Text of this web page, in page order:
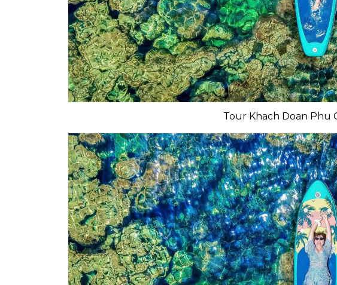
Tour Khach Doan Phu